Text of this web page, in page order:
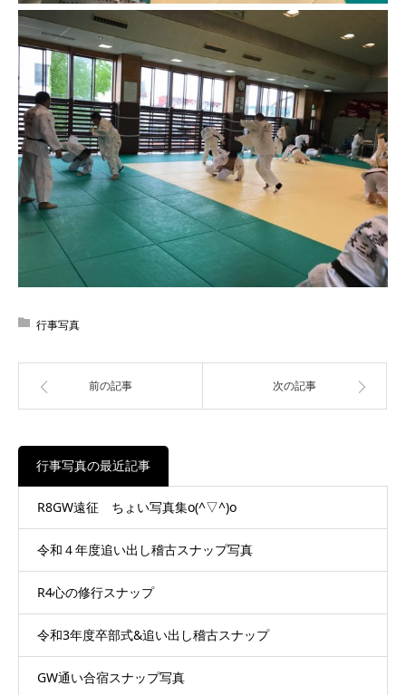
行事写真
前の記事 次の記事
行事写真の最近記事
R8GW遠征 ちょい写真集o(^▽^)o
令和４年度追い出し稽古スナップ写真
R4心の修行スナップ
令和3年度卒部式&追い出し稽古スナップ
GW通い合宿スナップ写真